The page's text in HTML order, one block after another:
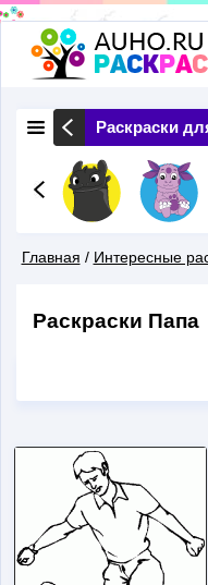
Перейти
к
Природа Раскраски
Здесь
Главная / Интересные
Раскраски Папа